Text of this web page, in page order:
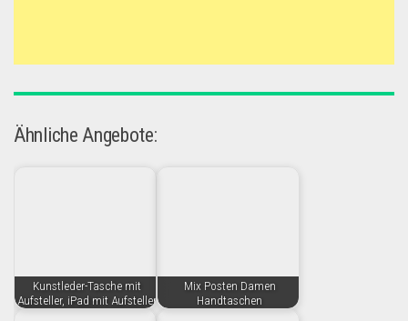
Ähnliche Angebote:
Kunstleder-Tasche mit
Aufsteller, iPad mit Aufsteller
Mix Posten Damen
Handtaschen